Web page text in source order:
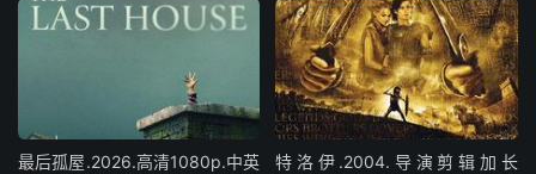
最后孤屋.2026.高清1080p.中英
特洛伊.2004.导演剪辑加长